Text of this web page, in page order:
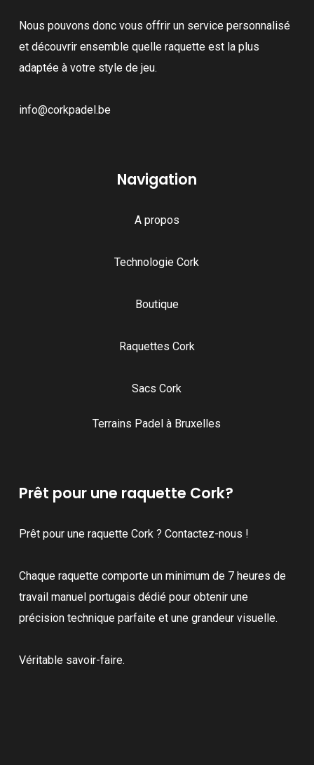
Nous pouvons donc vous offrir un service personnalisé
et découvrir ensemble quelle raquette est la plus
adaptée à votre style de jeu.
info@corkpadel.be
Navigation
A propos
Technologie Cork
Boutique
Raquettes Cork
Sacs Cork
Terrains Padel à Bruxelles
Prêt pour une raquette Cork?
Prêt pour une raquette Cork ? Contactez-nous !
Chaque raquette comporte un minimum de 7 heures de
travail manuel portugais dédié pour obtenir une
précision technique parfaite et une grandeur visuelle.
Véritable savoir-faire.